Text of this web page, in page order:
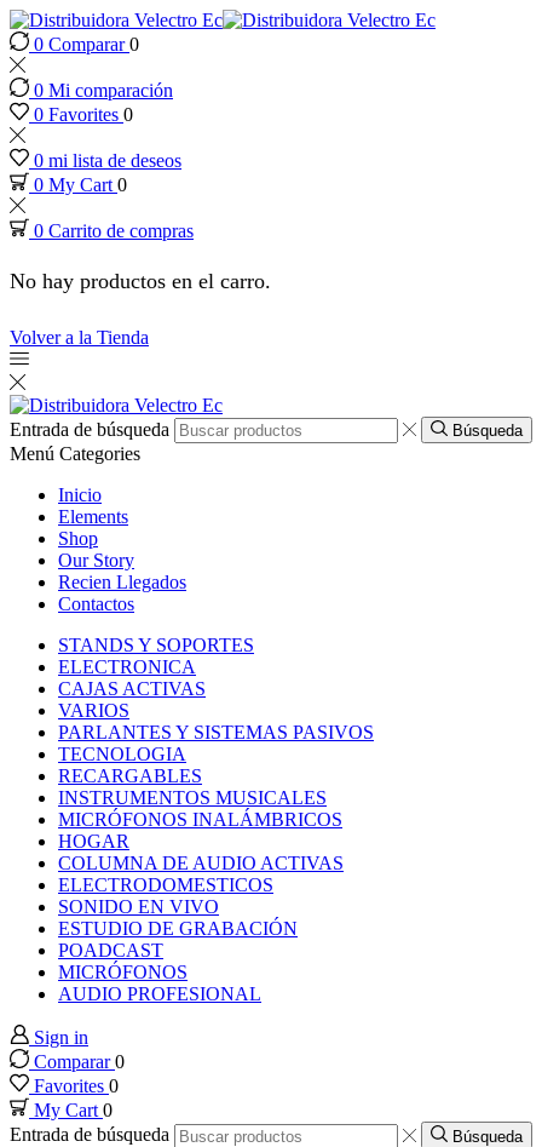
panel
panel
paketleri
panel
panel
panel
panel
panel
panel
panel
panel
panel
panel
0 Comparar0
0 Mi comparación
0 Favorites 0
0 mi lista de deseos
0 My Cart 0
0 Carrito de compras
No hay productos en el carro.
Volver a la Tienda
Entrada de búsqueda Búsqueda
Menú Categories
Inicio
Elements
Shop
Our Story
Recien Llegados
Contactos
STANDS Y SOPORTES
ELECTRONICA
CAJAS ACTIVAS
VARIOS
PARLANTES Y SISTEMAS PASIVOS
TECNOLOGIA
RECARGABLES
INSTRUMENTOS MUSICALES
MICRÓFONOS INALÁMBRICOS
HOGAR
COLUMNA DE AUDIO ACTIVAS
ELECTRODOMESTICOS
SONIDO EN VIVO
ESTUDIO DE GRABACIÓN
POADCAST
MICRÓFONOS
AUDIO PROFESIONAL
Sign in
Comparar0
Favorites 0
My Cart0
Entrada de búsqueda
Búsqueda